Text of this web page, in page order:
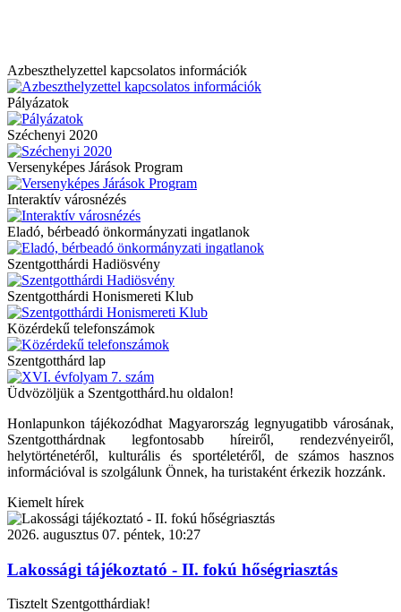
Azbeszthelyzettel kapcsolatos információk
Pályázatok
Széchenyi 2020
Versenyképes Járások Program
Interaktív városnézés
Eladó, bérbeadó önkormányzati ingatlanok
Szentgotthárdi Hadiösvény
Szentgotthárdi Honismereti Klub
Közérdekű telefonszámok
Szentgotthárd lap
Üdvözöljük a Szentgotthárd.hu oldalon!
Honlapunkon tájékozódhat Magyarország legnyugatibb városának,
Szentgotthárdnak legfontosabb híreiről, rendezvényeiről,
helytörténetéről, kulturális és sportéletéről, de számos hasznos
információval is szolgálunk Önnek, ha turistaként érkezik hozzánk.
Kiemelt hírek
2026. augusztus 07. péntek, 10:27
Lakossági tájékoztató - II. fokú hőségriasztás
Tisztelt Szentgotthárdiak!